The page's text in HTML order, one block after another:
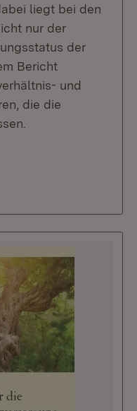
liegt bei den
nur der
der
Bericht
und
die die